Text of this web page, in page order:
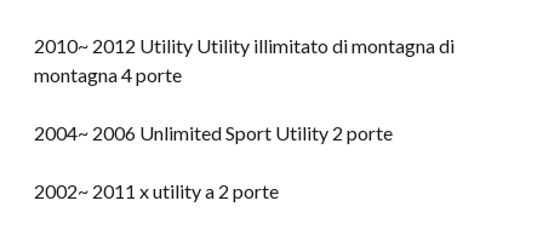
2010~ 2012 Utility Utility illimitato di montagna di
montagna 4 porte
2004~ 2006 Unlimited Sport Utility 2 porte
2002~ 2011 x utility a 2 porte